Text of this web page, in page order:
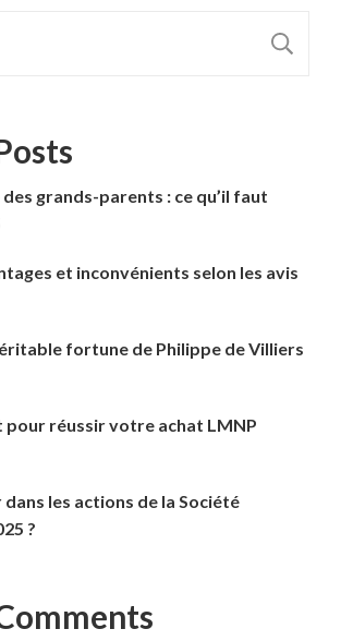
grands-parents : ce qu’il faut
et inconvénients selon les avis
fortune de Philippe de Villiers
pour réussir votre achat LMNP
les actions de la Société
?